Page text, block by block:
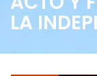
LA